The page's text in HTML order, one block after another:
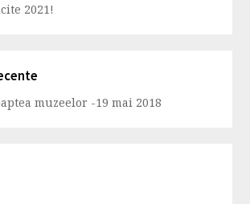
2021!
muzeelor -19 mai 2018